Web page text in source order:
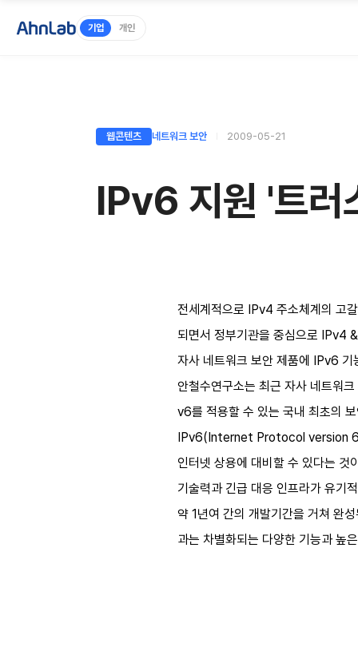
기업 개인
웹콘텐츠 네트워크 보안 2009-05-21
IPv6 지원 '트러
전세계적으로 IPv4 주소체계의 고
되면서 정부기관을 중심으로 IPv4
자사 네트워크 보안 제품에 IPv6
안철수연구소는 최근 자사 네트워
v6를 적용할 수 있는 국내 최초의
IPv6(Internet Protocol version 6)
인터넷 상용에 대비할 수 있다는
기술력과 긴급 대응 인프라가 유기
약 1년여 간의 개발기간을 거쳐 완
과는 차별화되는 다양한 기능과 높